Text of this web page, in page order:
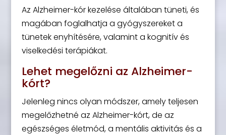
Az Alzheimer-kór kezelése általában tüneti, és
magában foglalhatja a gyógyszereket a
tünetek enyhítésére, valamint a kognitív és
viselkedési terápiákat.
Lehet megelőzni az Alzheimer-
kórt?
Jelenleg nincs olyan módszer, amely teljesen
megelőzhetné az Alzheimer-kórt, de az
egészséges életmód, a mentális aktivitás és a